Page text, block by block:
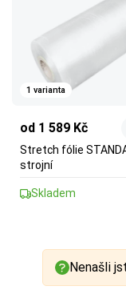
1 varianta
od 1 589 Kč
Stretch fólie
strojní
Skladem
Nenašli